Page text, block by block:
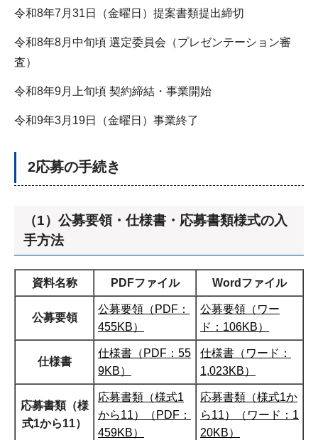
令和8年7月31日（金曜日）提案書類提出締切
令和8年8月中旬頃 選定委員会（プレゼンテーション審
査）
令和8年9月上旬頃 契約締結・事業開始
令和9年3月19日（金曜日）事業終了
2応募の手続き
（1）公募要領・仕様書・応募書類様式の入
手方法
資料名称 PDFファイル Wordファイル
公募要領
公募要領（PDF：
455KB）
公募要領（ワー
ド：106KB）
仕様書
仕様書（PDF：55
9KB）
仕様書（ワード：
1,023KB）
応募書類（様
式1から11）
応募書類（様式1
から11）（PDF：
459KB）
応募書類（様式1か
ら11）（ワード：1
20KB）